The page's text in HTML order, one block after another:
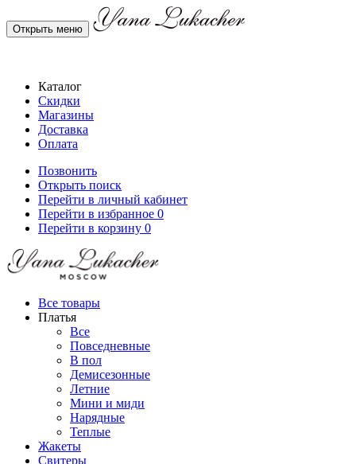
Открыть меню
Каталог
Скидки
Магазины
Доставка
Оплата
Позвонить
Открыть поиск
Перейти в личный кабинет
Перейти в избранное 0
Перейти в корзину 0
Все товары
Платья
Все
Повседневные
В пол
Демисезонные
Летние
Мини и миди
Нарядные
Теплые
Жакеты
Свитеры